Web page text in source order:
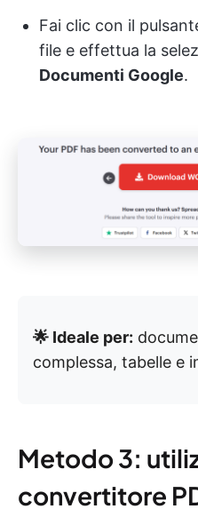
Fai clic con il
file e effettua la
Documenti Google.
🌟 Ideale per:
complessa, tabelle e
Metodo 3:
convertitore